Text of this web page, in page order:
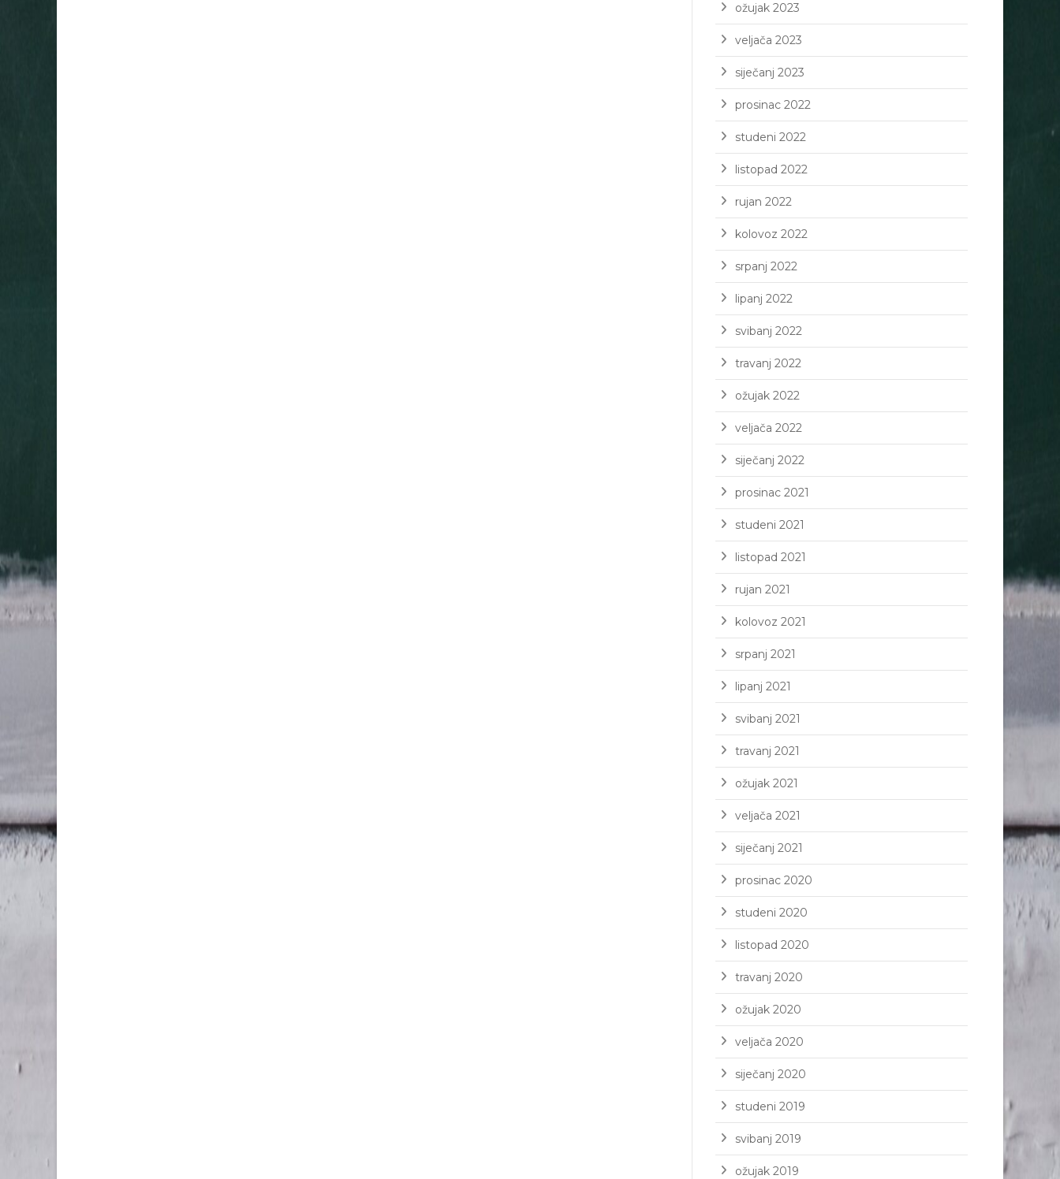
ožujak 2023
veljača 2023
siječanj 2023
prosinac 2022
studeni 2022
listopad 2022
rujan 2022
kolovoz 2022
srpanj 2022
lipanj 2022
svibanj 2022
travanj 2022
ožujak 2022
veljača 2022
siječanj 2022
prosinac 2021
studeni 2021
listopad 2021
rujan 2021
kolovoz 2021
srpanj 2021
lipanj 2021
svibanj 2021
travanj 2021
ožujak 2021
veljača 2021
siječanj 2021
prosinac 2020
studeni 2020
listopad 2020
travanj 2020
ožujak 2020
veljača 2020
siječanj 2020
studeni 2019
svibanj 2019
ožujak 2019